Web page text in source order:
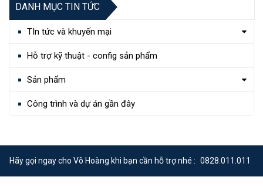
DANH MỤC TIN TỨC
TIn tức và khuyến mại
Hỗ trợ kỹ thuật - config sản phẩm
Sản phẩm
Công trình và dự án gần đây
Hãy gọi ngay cho Võ Hoàng khi bạn cần hỗ trợ nhé : 0828.011.011